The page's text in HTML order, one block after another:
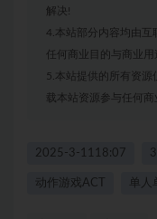
解决!
4.本站部分内容均由互
任何商业目的与商业用
5.本站提供的所有资源
载本站资源参与任何
2025-3-1118:07
动作游戏ACT 单人